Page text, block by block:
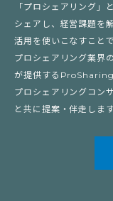
「プロシェアリング」
シェアし、経営課題を
活用を使いこなすこと
プロシェアリング業界
が提供する
プロシェアリングコン
と共に提案・伴走します